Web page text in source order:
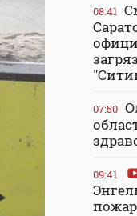
08:41
07:50
09:41